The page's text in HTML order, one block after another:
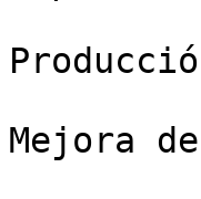
Mejora